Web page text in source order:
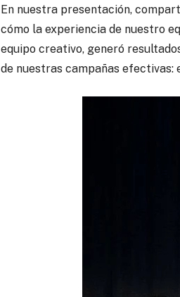
En nuestra presentación,
cómo la experiencia de nuestro
equipo creativo, generó
de nuestras campañas efectivas: